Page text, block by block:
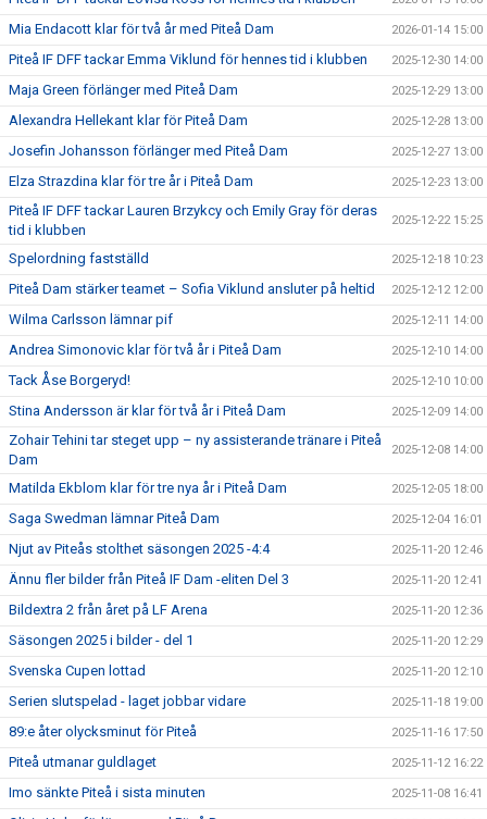
Mia Endacott klar för två år med Piteå Dam 2026-01-14 15:00
Piteå IF DFF tackar Emma Viklund för hennes tid i klubben 2025-12-30 14:00
Maja Green förlänger med Piteå Dam 2025-12-29 13:00
Alexandra Hellekant klar för Piteå Dam 2025-12-28 13:00
Josefin Johansson förlänger med Piteå Dam 2025-12-27 13:00
Elza Strazdina klar för tre år i Piteå Dam 2025-12-23 13:00
Piteå IF DFF tackar Lauren Brzykcy och Emily Gray för deras
tid i klubben
2025-12-22 15:25
Spelordning fastställd 2025-12-18 10:23
Piteå Dam stärker teamet – Sofia Viklund ansluter på heltid 2025-12-12 12:00
Wilma Carlsson lämnar pif 2025-12-11 14:00
Andrea Simonovic klar för två år i Piteå Dam 2025-12-10 14:00
Tack Åse Borgeryd! 2025-12-10 10:00
Stina Andersson är klar för två år i Piteå Dam 2025-12-09 14:00
Zohair Tehini tar steget upp – ny assisterande tränare i Piteå
Dam
2025-12-08 14:00
Matilda Ekblom klar för tre nya år i Piteå Dam 2025-12-05 18:00
Saga Swedman lämnar Piteå Dam 2025-12-04 16:01
Njut av Piteås stolthet säsongen 2025 -4:4 2025-11-20 12:46
Ännu fler bilder från Piteå IF Dam -eliten Del 3 2025-11-20 12:41
Bildextra 2 från året på LF Arena 2025-11-20 12:36
Säsongen 2025 i bilder - del 1 2025-11-20 12:29
Svenska Cupen lottad 2025-11-20 12:10
Serien slutspelad - laget jobbar vidare 2025-11-18 19:00
89:e åter olycksminut för Piteå 2025-11-16 17:50
Piteå utmanar guldlaget 2025-11-12 16:22
Imo sänkte Piteå i sista minuten 2025-11-08 16:41